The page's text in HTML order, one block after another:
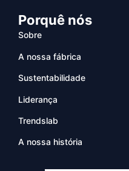
Porquê nós
Sobre
A nossa fábrica
Sustentabilidade
Liderança
Trendslab
A nossa história